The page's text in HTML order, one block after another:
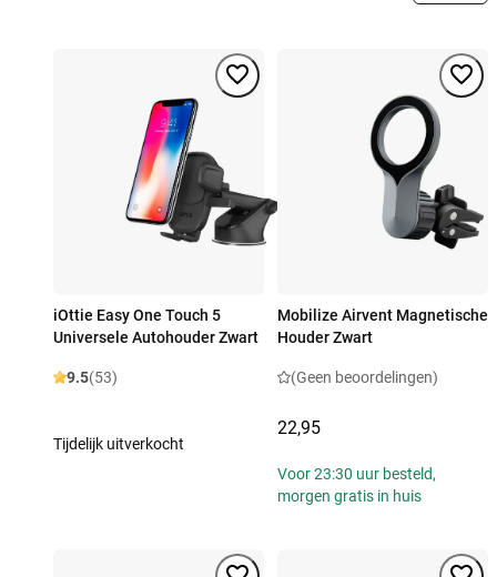
iOttie Easy One Touch 5
Universele Autohouder Zwart
9.5(53)
Tijdelijk uitverkocht
Mobilize Airvent Magnetische
Houder Zwart
(Geen beoordelingen)
22,95
Voor 23:30 uur besteld,
morgen gratis in huis